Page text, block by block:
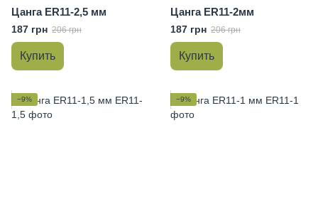
Цанга ER11-2,5 мм
187 грн 206 грн
Купить
Цанга ER11-2мм
187 грн 206 грн
Купить
−9% −9%